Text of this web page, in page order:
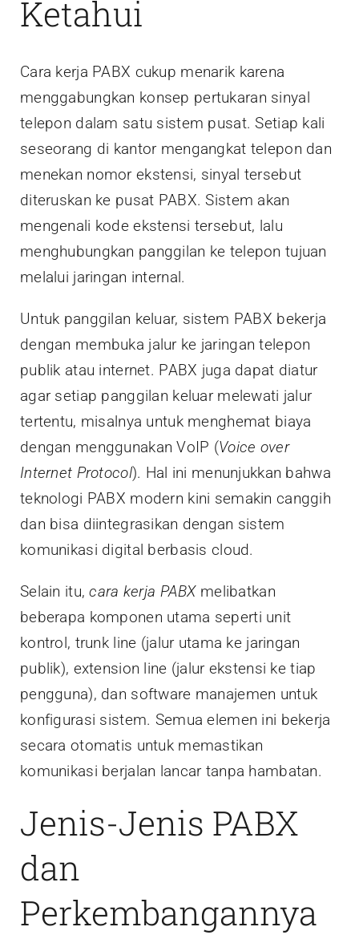
Ketahui
Cara kerja PABX cukup menarik karena
menggabungkan konsep pertukaran sinyal
telepon dalam satu sistem pusat. Setiap kali
seseorang di kantor mengangkat telepon dan
menekan nomor ekstensi, sinyal tersebut
diteruskan ke pusat PABX. Sistem akan
mengenali kode ekstensi tersebut, lalu
menghubungkan panggilan ke telepon tujuan
melalui jaringan internal.
Untuk panggilan keluar, sistem PABX bekerja
dengan membuka jalur ke jaringan telepon
publik atau internet. PABX juga dapat diatur
agar setiap panggilan keluar melewati jalur
tertentu, misalnya untuk menghemat biaya
dengan menggunakan VoIP (Voice over
Internet Protocol). Hal ini menunjukkan bahwa
teknologi PABX modern kini semakin canggih
dan bisa diintegrasikan dengan sistem
komunikasi digital berbasis cloud.
Selain itu,cara kerja PABXmelibatkan
beberapa komponen utama seperti unit
kontrol, trunk line (jalur utama ke jaringan
publik), extension line (jalur ekstensi ke tiap
pengguna), dan software manajemen untuk
konfigurasi sistem. Semua elemen ini bekerja
secara otomatis untuk memastikan
komunikasi berjalan lancar tanpa hambatan.
Jenis-Jenis PABX
dan
Perkembangannya